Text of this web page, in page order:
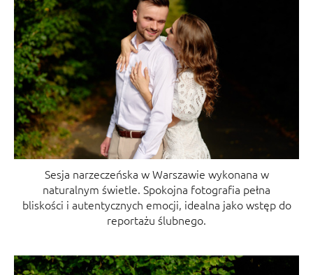
Sesja narzeczeńska w Warszawie wykonana w
naturalnym świetle. Spokojna fotografia pełna
bliskości i autentycznych emocji, idealna jako wstęp do
reportażu ślubnego.